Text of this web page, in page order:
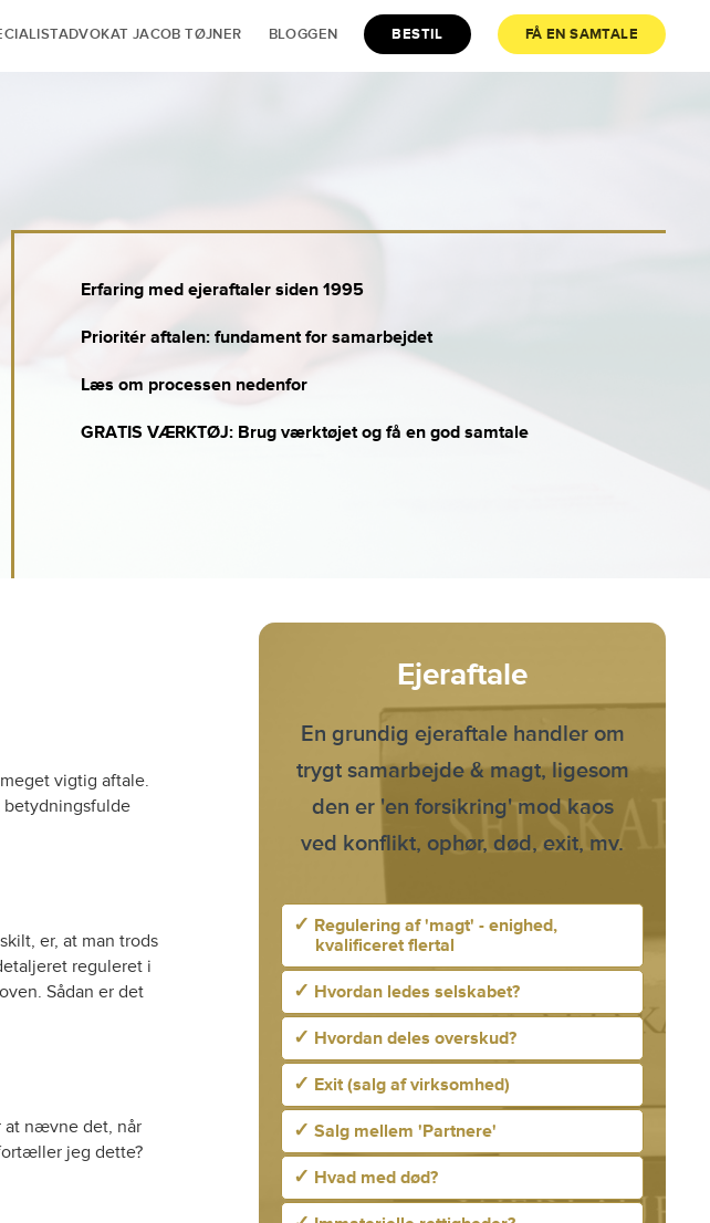
JACOB TØJNER BLOGGEN BESTIL FÅ EN SAMTALE
Erfaring med ejeraftaler siden 1995
Prioritér aftalen: fundament for samarbejdet
Læs om processen nedenfor
GRATIS VÆRKTØJ: Brug værktøjet og få en god samtale
vigtig aftale.
betydningsfulde
er, at man trods
reguleret i
Sådan er det
at nævne det, når
jeg dette?
Ejeraftale
En grundig ejeraftale handler om
trygt samarbejde & magt, ligesom
den er 'en forsikring' mod kaos
ved konflikt, ophør, død, exit, mv.
✓ Regulering af 'magt' - enighed,
kvalificeret flertal
✓ Hvordan ledes selskabet?
✓ Hvordan deles overskud?
✓ Exit (salg af virksomhed)
✓ Salg mellem 'Partnere'
✓ Hvad med død?